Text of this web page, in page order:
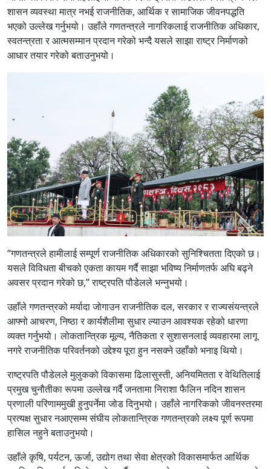
शासन व्यवस्था मात्र नभई राजनीतिक, आर्थिक र सामाजिक जीवनपद्धति
भएको उल्लेख गर्नुभयो। उहाँले गणतन्त्रले नागरिकलाई राजनीतिक अधिकार,
स्वतन्त्रता र आत्मसम्मान प्रदान गरेको भन्दै यसले साझा राष्ट्र निर्माणको
आधार तयार गरेको बताउनुभयो।
“गणतन्त्रले हामीलाई सम्पूर्ण राजनीतिक अधिकारको सुनिश्चितता दिएको छ।
यसले विविधता बीचको एकता कायम गर्दै साझा भविष्य निर्माणतर्फ अघि बढ्ने
अवसर प्रदान गरेको छ,” राष्ट्रपति पौडेलले भन्नुभयो।
उहाँले गणतन्त्रको मर्यादा जोगाउन राजनीतिक दल, सरकार र राज्यसंयन्त्रले
आफ्नो आचरण, निष्ठा र कार्यशैलीमा सुधार ल्याउन आवश्यक रहेको धारणा
व्यक्त गर्नुभयो। लोकतान्त्रिक मूल्य, नैतिकता र सुशासनलाई व्यवहारमा लागू
नगरे राजनीतिक परिवर्तनको उद्देश्य पूरा हुन नसक्ने उहाँको भनाइ थियो।
राष्ट्रपति पौडेलले मुलुकको विकासमा ढिलासुस्ती, अनियमितता र वेथितिलाई
प्रमुख चुनौतीका रूपमा उल्लेख गर्दै जनतामा निराशा फैलिन नदिन शासन
प्रणाली परिणाममुखी हुनुपर्नेमा जोड दिनुभयो। उहाँले नागरिकको जीवनस्तरमा
प्रत्यक्ष सुधार नआएसम्म संघीय लोकतान्त्रिक गणतन्त्रको लक्ष्य पूर्ण रूपमा
हासिल नहुने बताउनुभयो।
उहाँले कृषि, पर्यटन, ऊर्जा, उद्योग तथा सेवा क्षेत्रको विकासमार्फत आर्थिक